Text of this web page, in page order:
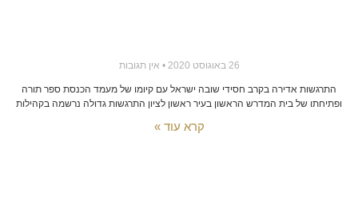
26 באוגוסט 2020 אין תגובות
התרגשות אדירה בקרב חסידי שובה ישראל עם קיומו של מעמד הכנסת ספר תורה
ופתיחתו של בית המדרש הראשון בעיר ראשון לציון התרגשות גדולה נרשמה בקהילות
קרא עוד »